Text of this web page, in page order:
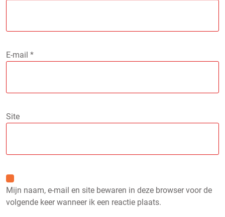
E-mail *
Site
Mijn naam, e-mail en site bewaren in deze browser voor de
volgende keer wanneer ik een reactie plaats.